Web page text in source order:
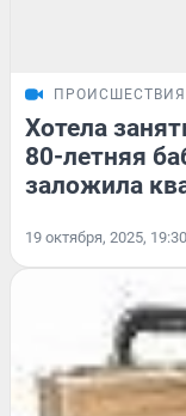
ПРОИСШЕСТВИЯ
Хотела
80-летняя
заложила
19 октября, 2025, 19:30